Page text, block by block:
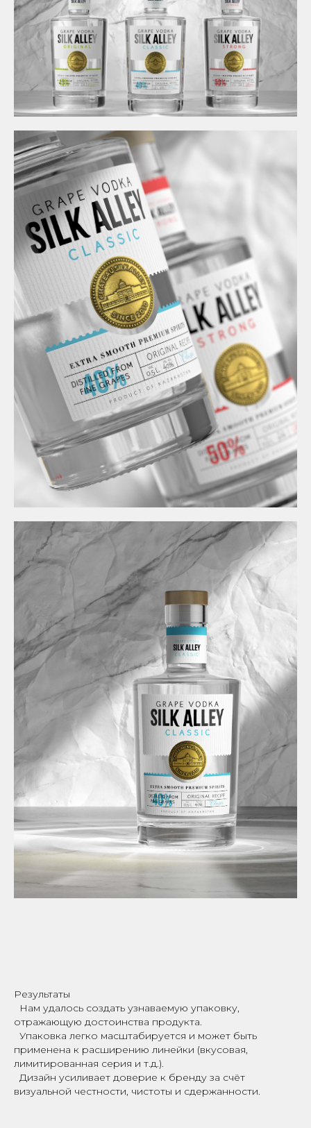
Результаты
Нам удалось создать узнаваемую упаковку,
отражающую достоинства продукта.
Упаковка легко масштабируется и может быть
применена к расширению линейки (вкусовая,
лимитированная серия и т.д.).
Дизайн усиливает доверие к бренду за счёт
визуальной честности, чистоты и сдержанности.